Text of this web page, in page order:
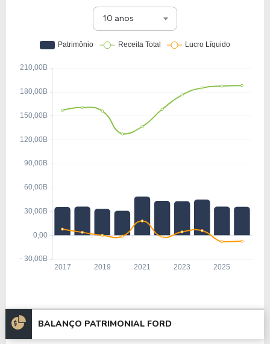
A empresa é negociada no Brasil através do BDR
do ticker
10 anos
BALANÇO PATRIMONIAL FORD